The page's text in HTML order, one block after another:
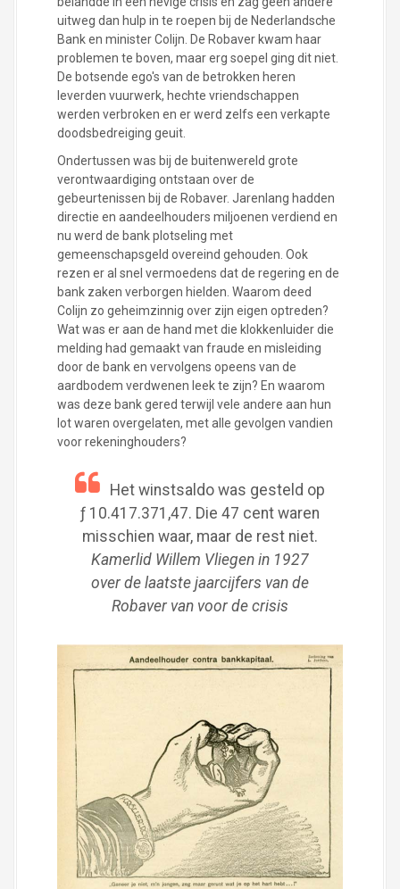
uitweg dan hulp in te roepen bij de Nederlandsche
Bank en minister Colijn. De Robaver kwam haar
problemen te boven, maar erg soepel ging dit niet.
De botsende ego's van de betrokken heren
leverden vuurwerk, hechte vriendschappen
werden verbroken en er werd zelfs een verkapte
doodsbedreiging geuit.
Ondertussen was bij de buitenwereld grote
verontwaardiging ontstaan over de
gebeurtenissen bij de Robaver. Jarenlang hadden
directie en aandeelhouders miljoenen verdiend en
nu werd de bank plotseling met
gemeenschapsgeld overeind gehouden. Ook
rezen er al snel vermoedens dat de regering en de
bank zaken verborgen hielden. Waarom deed
Colijn zo geheimzinnig over zijn eigen optreden?
Wat was er aan de hand met die klokkenluider die
melding had gemaakt van fraude en misleiding
door de bank en vervolgens opeens van de
aardbodem verdwenen leek te zijn? En waarom
was deze bank gered terwijl vele andere aan hun
lot waren overgelaten, met alle gevolgen vandien
voor rekeninghouders?
Het winstsaldo was gesteld op
ƒ 10.417.371,47. Die 47 cent waren
misschien waar, maar de rest niet.
Kamerlid Willem Vliegen in 1927
over de laatste jaarcijfers van de
Robaver van voor de crisis